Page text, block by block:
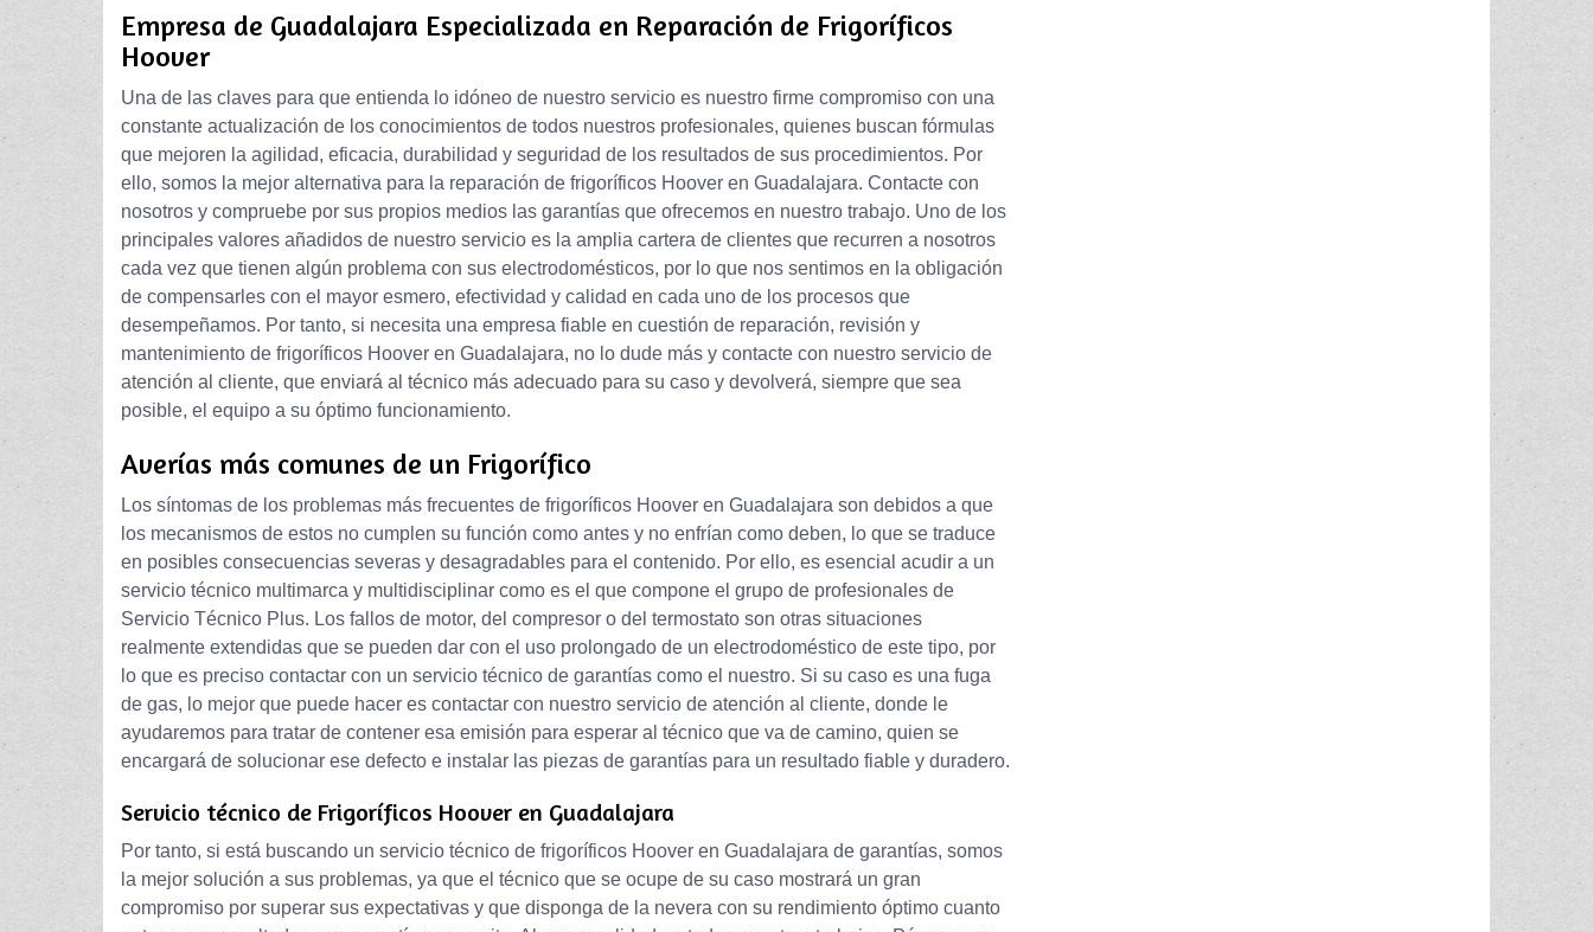
Empresa de Guadalajara Especializada en Reparación de Frigoríficos
Hoover
Una de las claves para que entienda lo idóneo de nuestro servicio es nuestro firme compromiso con una
constante actualización de los conocimientos de todos nuestros profesionales, quienes buscan fórmulas
que mejoren la agilidad, eficacia, durabilidad y seguridad de los resultados de sus procedimientos. Por
ello, somos la mejor alternativa para la reparación de frigoríficos Hoover en Guadalajara. Contacte con
nosotros y compruebe por sus propios medios las garantías que ofrecemos en nuestro trabajo. Uno de los
principales valores añadidos de nuestro servicio es la amplia cartera de clientes que recurren a nosotros
cada vez que tienen algún problema con sus electrodomésticos, por lo que nos sentimos en la obligación
de compensarles con el mayor esmero, efectividad y calidad en cada uno de los procesos que
desempeñamos. Por tanto, si necesita una empresa fiable en cuestión de reparación, revisión y
mantenimiento de frigoríficos Hoover en Guadalajara, no lo dude más y contacte con nuestro servicio de
atención al cliente, que enviará al técnico más adecuado para su caso y devolverá, siempre que sea
posible, el equipo a su óptimo funcionamiento.
Averías más comunes de un Frigorífico
Los síntomas de los problemas más frecuentes de frigoríficos Hoover en Guadalajara son debidos a que
los mecanismos de estos no cumplen su función como antes y no enfrían como deben, lo que se traduce
en posibles consecuencias severas y desagradables para el contenido. Por ello, es esencial acudir a un
servicio técnico multimarca y multidisciplinar como es el que compone el grupo de profesionales de
Servicio Técnico Plus. Los fallos de motor, del compresor o del termostato son otras situaciones
realmente extendidas que se pueden dar con el uso prolongado de un electrodoméstico de este tipo, por
lo que es preciso contactar con un servicio técnico de garantías como el nuestro. Si su caso es una fuga
de gas, lo mejor que puede hacer es contactar con nuestro servicio de atención al cliente, donde le
ayudaremos para tratar de contener esa emisión para esperar al técnico que va de camino, quien se
encargará de solucionar ese defecto e instalar las piezas de garantías para un resultado fiable y duradero.
Servicio técnico de Frigoríficos Hoover en Guadalajara
Por tanto, si está buscando un servicio técnico de frigoríficos Hoover en Guadalajara de garantías, somos
la mejor solución a sus problemas, ya que el técnico que se ocupe de su caso mostrará un gran
compromiso por superar sus expectativas y que disponga de la nevera con su rendimiento óptimo cuanto